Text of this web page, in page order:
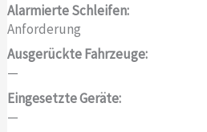
Alarmierte Schleifen:
Anforderung
Ausgerückte Fahrzeuge:
—
Eingesetzte Geräte:
—